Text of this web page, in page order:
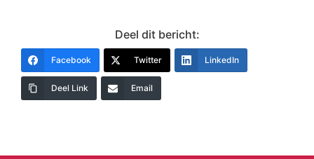
Deel dit bericht:
Facebook Twitter LinkedIn
Deel Link Email